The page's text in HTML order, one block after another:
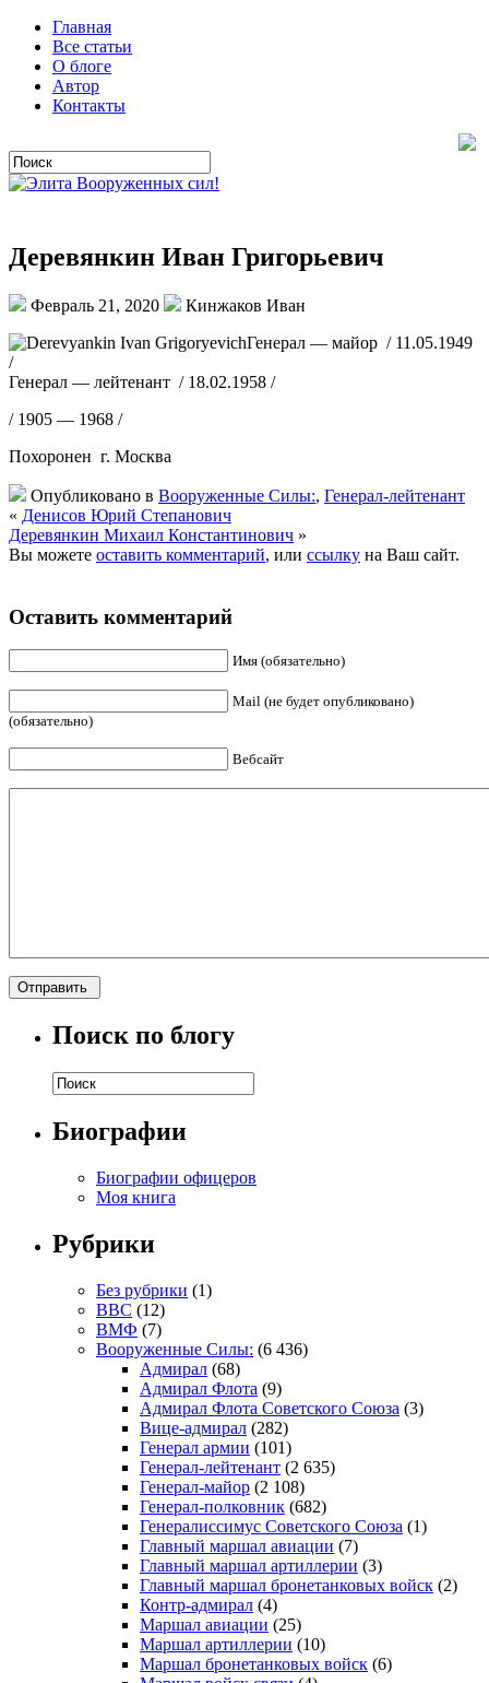
Главная
Все статьи
О блоге
Автор
Контакты
Деревянкин Иван Григорьевич
Февраль 21, 2020
Кинжаков Иван
Генерал — майор / 11.05.1949
/
Генерал — лейтенант / 18.02.1958 /
/ 1905 — 1968 /
Похоронен г. Москва
Опубликовано в Вооруженные Силы:, Генерал-лейтенант
« Денисов Юрий Степанович
Деревянкин Михаил Константинович »
Вы можете оставить комментарий, или ссылку на Ваш сайт.
Оставить комментарий
Имя (обязательно)
Mail (не будет опубликовано)
(обязательно)
Вебсайт
Поиск по блогу
Биографии
Биографии офицеров
Моя книга
Рубрики
Без рубрики (1)
ВВС (12)
ВМФ (7)
Вооруженные Силы: (6 436)
Адмирал (68)
Адмирал Флота (9)
Адмирал Флота Советского Союза (3)
Вице-адмирал (282)
Генерал армии (101)
Генерал-лейтенант (2 635)
Генерал-майор (2 108)
Генерал-полковник (682)
Генералиссимус Советского Союза (1)
Главный маршал авиации (7)
Главный маршал артиллерии (3)
Главный маршал бронетанковых войск (2)
Контр-адмирал (4)
Маршал авиации (25)
Маршал артиллерии (10)
Маршал бронетанковых войск (6)